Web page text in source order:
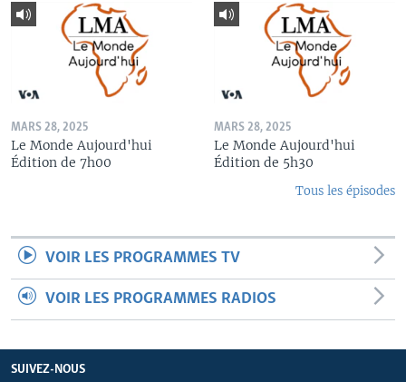
MARS 28, 2025
Le Monde Aujourd'hui
Édition de 7h00
MARS 28, 2025
Le Monde Aujourd'hui
Édition de 5h30
Tous les épisodes
VOIR LES PROGRAMMES TV
VOIR LES PROGRAMMES RADIOS
SUIVEZ-NOUS